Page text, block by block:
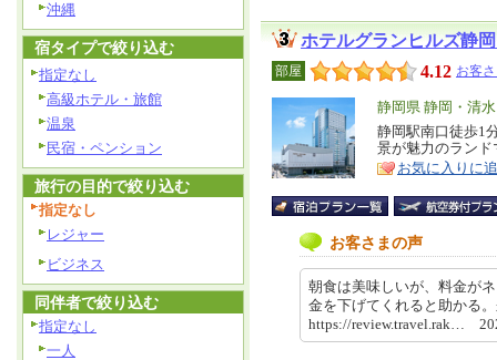
ホテルグランヒルズ静
部屋 4.12 お客
エ
リ
ア
静岡県 静岡・清水
特
徴
静岡駅南口徒歩1
景が魅力のランド
お気に入りに
お客さまの声
朝食は美味しいが、料金が
金を下げてくれると助かる
https://review.travel.rak…
沖縄
宿タイプで絞り込む
指定なし
高級ホテル・旅館
温泉
民宿・ペンション
旅行の目的で絞り込む
指定なし
レジャー
ビジネス
同伴者で絞り込む
指定なし
一人